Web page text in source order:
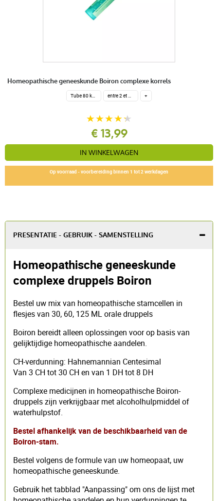
Homeopathische geneeskunde Boiron complexe korrels
Tube 80 korrels 4 g. entre 2 et 5 souches homéopathiques +
€ 13,99
IN WINKELWAGEN
Op voorraad - voorbereiding binnen 1 tot 2 werkdagen
PRESENTATIE - GEBRUIK - SAMENSTELLING
Homeopathische geneeskunde
complexe druppels Boiron
Bestel uw mix van homeopathische stamcellen in
flesjes van 30, 60, 125 ML orale druppels
Boiron bereidt alleen oplossingen voor op basis van
gelijktijdige homeopathische aandelen.
CH-verdunning: Hahnemannian Centesimal
Van 3 CH tot 30 CH en van 1 DH tot 8 DH
Complexe medicijnen in homeopathische Boiron-
druppels zijn verkrijgbaar met alcoholhulpmiddel of
waterhulpstof.
Bestel afhankelijk van de beschikbaarheid van de
Boiron-stam.
Bestel volgens de formule van uw homeopaat, uw
homeopathische geneeskunde.
Gebruik het tabblad "Aanpassing" om ons de lijst met